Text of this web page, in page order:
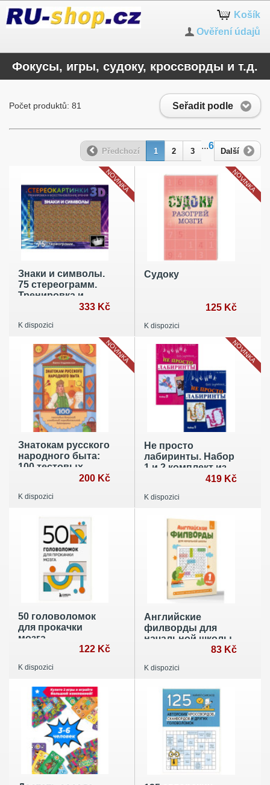
Košík
Ověření údajů
Фокусы, игры, судоку, кроссворды и т.д.
Seřadit podle
Počet produktů: 81
Předchozí 1 2 3
...6
Další
Знаки и символы.
75 стереограмм.
Тренировка и
восстановление333 Kč
K dispozici
NOVINKA
Судоку
125 Kč
K dispozici
NOVINKA
Знатокам русского
народного быта:
100 тестовых
познавательной
200 Kč
K dispozici
NOVINKA
Не просто
лабиринты. Набор
1 и 2 комплект из
419 Kč
K dispozici
NOVINKA
50 головоломок
для прокачки
мозга
122 Kč
K dispozici
Английские
филворды для
начальной школы.
83 Kč
K dispozici